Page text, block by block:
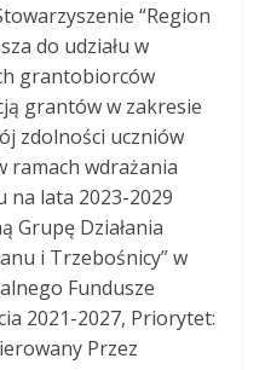
“Region
do udziału w
grantobiorców
grantów w zakresie
zdolności uczniów
ramach wdrażania
na lata 2023-2029
Grupę Działania
i Trzebośnicy” w
Fundusze
2021-2027, Priorytet:
Przez